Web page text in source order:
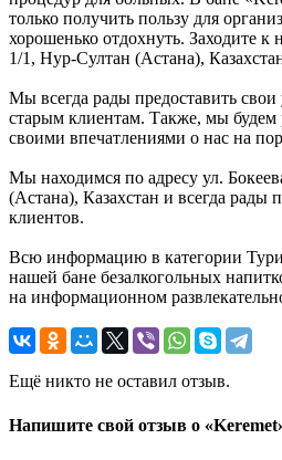
только получить пользу для
хорошенько отдохнуть. Заходите к
1/1, Нур-Султан (Астана),
Мы всегда рады предоставить
старым клиентам. Также, мы будем
своими впечатлениями о нас на
Мы находимся по адресу ул.
(Астана), Казахстан и всегда рады
клиентов.
Всю информацию в категории
нашей бане безалкогольных
на информационном
Ещё никто не оставил отзыв.
Напишите свой отзыв о